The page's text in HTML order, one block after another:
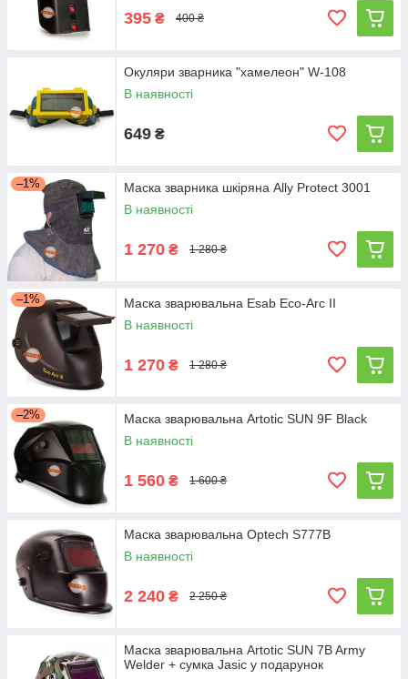
395 ₴ 400 ₴
Окуляри зварника "хамелеон" W-108
В наявності
649 ₴
–1%
Маска зварника шкіряна Ally Protect 3001
В наявності
1 270 ₴ 1 280 ₴
–1%
Маска зварювальна Esab Eco-Arc II
В наявності
1 270 ₴ 1 280 ₴
–2%
Маска зварювальна Artotic SUN 9F Black
В наявності
1 560 ₴ 1 600 ₴
Маска зварювальна Optech S777B
В наявності
2 240 ₴ 2 250 ₴
Маска зварювальна Artotic SUN 7B Army
Welder + сумка Jasic у подарунок